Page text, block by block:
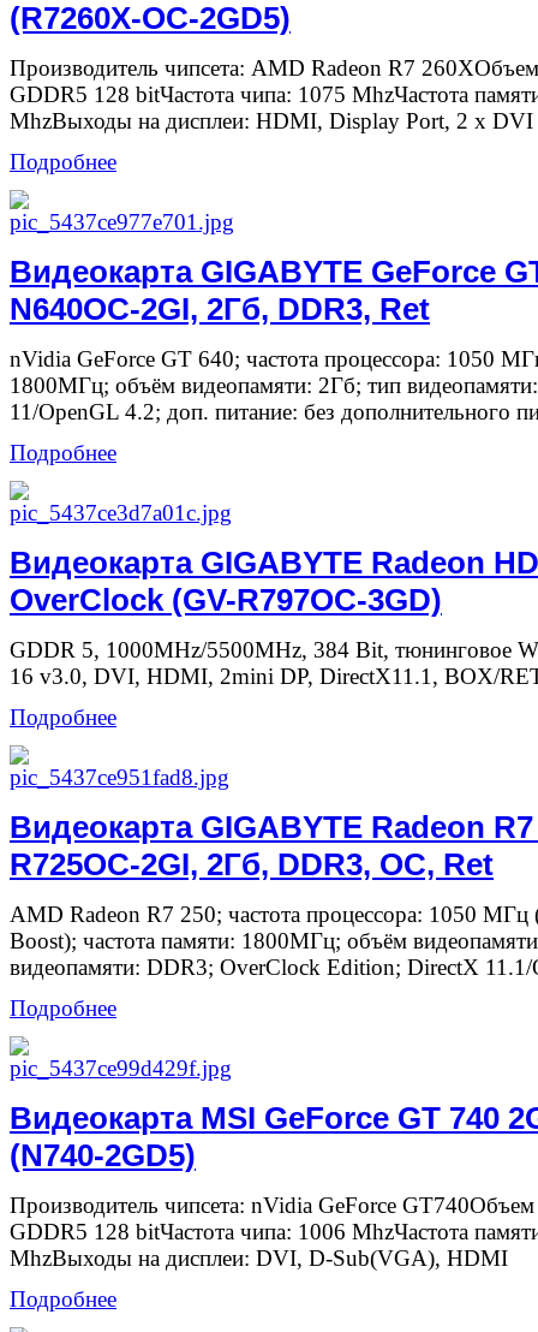
(R7260X-OC-2GD5)
Производитель чипсета: AMD Radeon R7
GDDR5 128 bitЧастота чипа: 1075 MhzЧастота
MhzВыходы на дисплеи: HDMI, Display Port, 2 x DVI
Подробнее
Видеокарта GIGABYTE GeForce
N640OC-2GI, 2Гб, DDR3, Ret
nVidia GeForce GT 640; частота процессора: 1050
1800МГц; объём видеопамяти: 2Гб; тип
11/OpenGL 4.2; доп. питание: без дополнительного
Подробнее
Видеокарта GIGABYTE Radeon
OverClock (GV-R797OC-3GD)
GDDR 5, 1000MHz/5500MHz, 384 Bit, тюнинговое
16 v3.0, DVI, HDMI, 2mini DP, DirectX11.1, BOX/
Подробнее
Видеокарта GIGABYTE Radeon R7
R725OC-2GI, 2Гб, DDR3, OC, Ret
AMD Radeon R7 250; частота процессора: 1050
Boost); частота памяти: 1800МГц; объём
видеопамяти: DDR3; OverClock Edition; DirectX
Подробнее
Видеокарта MSI GeForce GT 740
(N740-2GD5)
Производитель чипсета: nVidia GeForce
GDDR5 128 bitЧастота чипа: 1006 MhzЧастота
MhzВыходы на дисплеи: DVI, D-Sub(VGA), HDMI
Подробнее